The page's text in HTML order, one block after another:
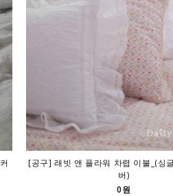
[공구] 래빗 앤 플라워 차렵 이불_(싱
버)
0원